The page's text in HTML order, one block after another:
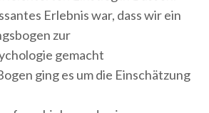
Erlebnis war, dass wir ein
zur
gemacht
ging es um die Einschätzung